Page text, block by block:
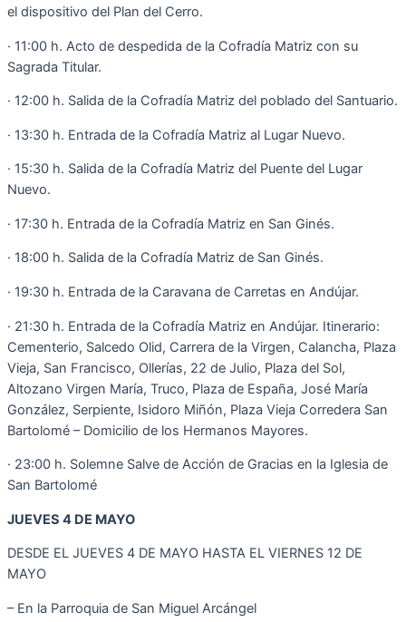
el dispositivo del Plan del Cerro.
· 11:00 h. Acto de despedida de la Cofradía Matriz con su
Sagrada Titular.
· 12:00 h. Salida de la Cofradía Matriz del poblado del Santuario.
· 13:30 h. Entrada de la Cofradía Matriz al Lugar Nuevo.
· 15:30 h. Salida de la Cofradía Matriz del Puente del Lugar
Nuevo.
· 17:30 h. Entrada de la Cofradía Matriz en San Ginés.
· 18:00 h. Salida de la Cofradía Matriz de San Ginés.
· 19:30 h. Entrada de la Caravana de Carretas en Andújar.
· 21:30 h. Entrada de la Cofradía Matriz en Andújar. Itinerario:
Cementerio, Salcedo Olid, Carrera de la Virgen, Calancha, Plaza
Vieja, San Francisco, Ollerías, 22 de Julio, Plaza del Sol,
Altozano Virgen María, Truco, Plaza de España, José María
González, Serpiente, Isidoro Miñón, Plaza Vieja Corredera San
Bartolomé – Domicilio de los Hermanos Mayores.
· 23:00 h. Solemne Salve de Acción de Gracias en la Iglesia de
San Bartolomé
JUEVES 4 DE MAYO
DESDE EL JUEVES 4 DE MAYO HASTA EL VIERNES 12 DE
MAYO
– En la Parroquia de San Miguel Arcángel